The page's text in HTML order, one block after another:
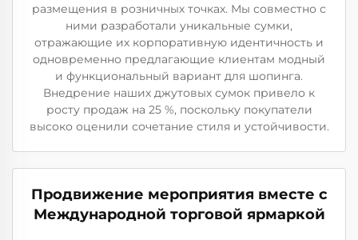
размещения в розничных точках. Мы совместно с
ними разработали уникальные сумки,
отражающие их корпоративную идентичность и
одновременно предлагающие клиентам модный
и функциональный вариант для шопинга.
Внедрение наших джутовых сумок привело к
росту продаж на 25 %, поскольку покупатели
высоко оценили сочетание стиля и устойчивости.
Продвижение мероприятия вместе с
Международной торговой ярмаркой